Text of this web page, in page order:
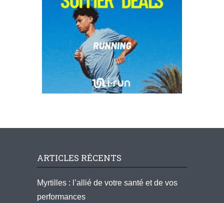
ARTICLES RÉCENTS
Myrtilles : l’allié de votre santé et de vos
performances